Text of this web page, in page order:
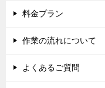
料金プラン
作業の流れについて
よくあるご質問